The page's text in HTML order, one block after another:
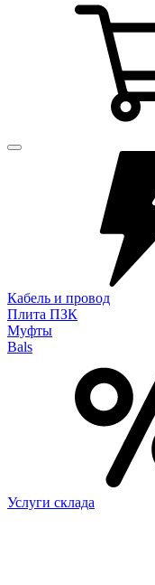
Кабель и провод
Плита ПЗК
Муфты
Bals
Услуги склада